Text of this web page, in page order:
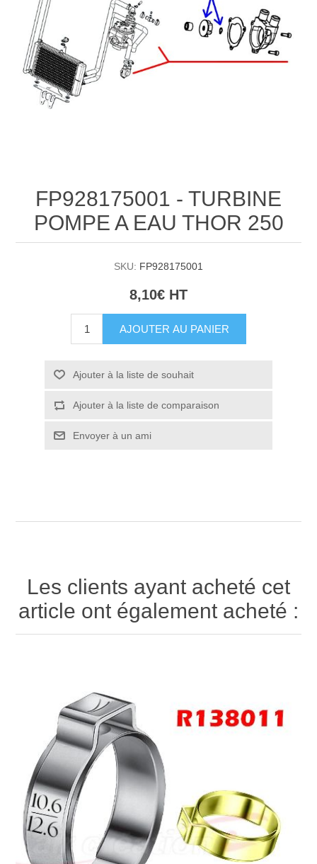
FP928175001 - TURBINE
POMPE A EAU THOR 250
SKU: FP928175001
8,10€ HT
AJOUTER AU PANIER
Ajouter à la liste de souhait
Ajouter à la liste de comparaison
Envoyer à un ami
Les clients ayant acheté cet
article ont également acheté :